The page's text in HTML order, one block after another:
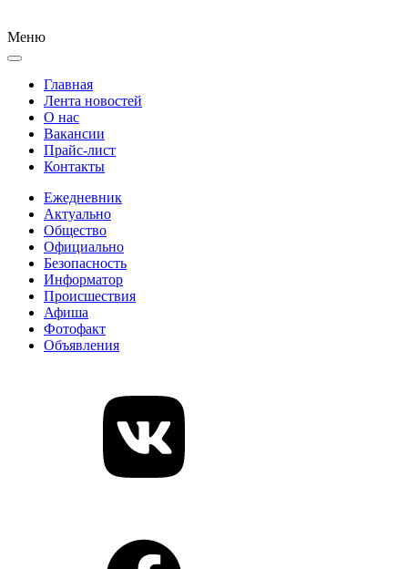
Меню
Главная
Лента новостей
О нас
Вакансии
Прайс-лист
Контакты
Ежедневник
Актуально
Общество
Официально
Безопасность
Информатор
Происшествия
Афиша
Фотофакт
Объявления